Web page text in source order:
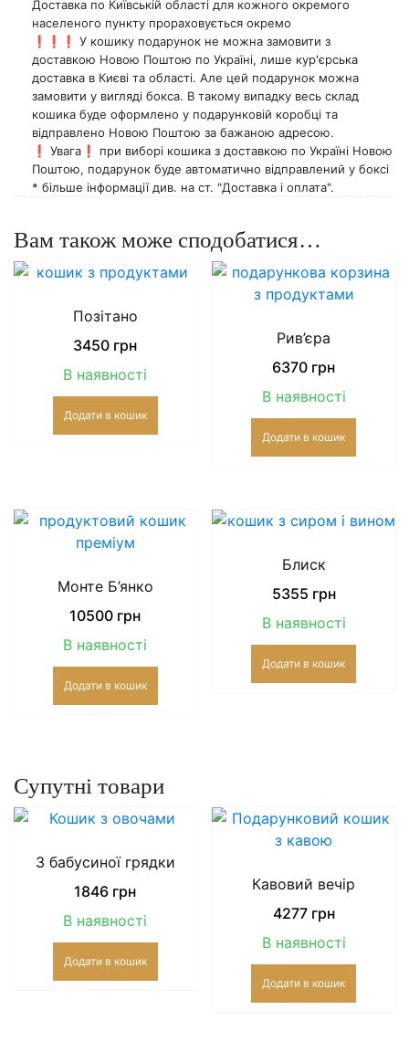
Доставка по Київській області для кожного окремого
населеного пункту прораховується окремо
❗️❗️❗️ У кошику подарунок не можна замовити з
доставкою Новою Поштою по Україні, лише кур'єрська
доставка в Києві та області. Але цей подарунок можна
замовити у вигляді бокса. В такому випадку весь склад
кошика буде оформлено у подарунковій коробці та
відправлено Новою Поштою за бажаною адресою.
❗️ Увага❗️ при виборі кошика з доставкою по Україні Новою
Поштою, подарунок буде автоматично відправлений у боксі
* більше інформації див. на ст. "Доставка і оплата".
Вам також може сподобатися…
Позітано
3450 грн
В наявності
Додати в кошик
Рив’єра
6370 грн
В наявності
Додати в кошик
Монте Б’янко
10500 грн
В наявності
Додати в кошик
Блиск
5355 грн
В наявності
Додати в кошик
Супутні товари
З бабусиної грядки
1846 грн
В наявності
Додати в кошик
Кавовий вечір
4277грн
В наявності
Додати в кошик